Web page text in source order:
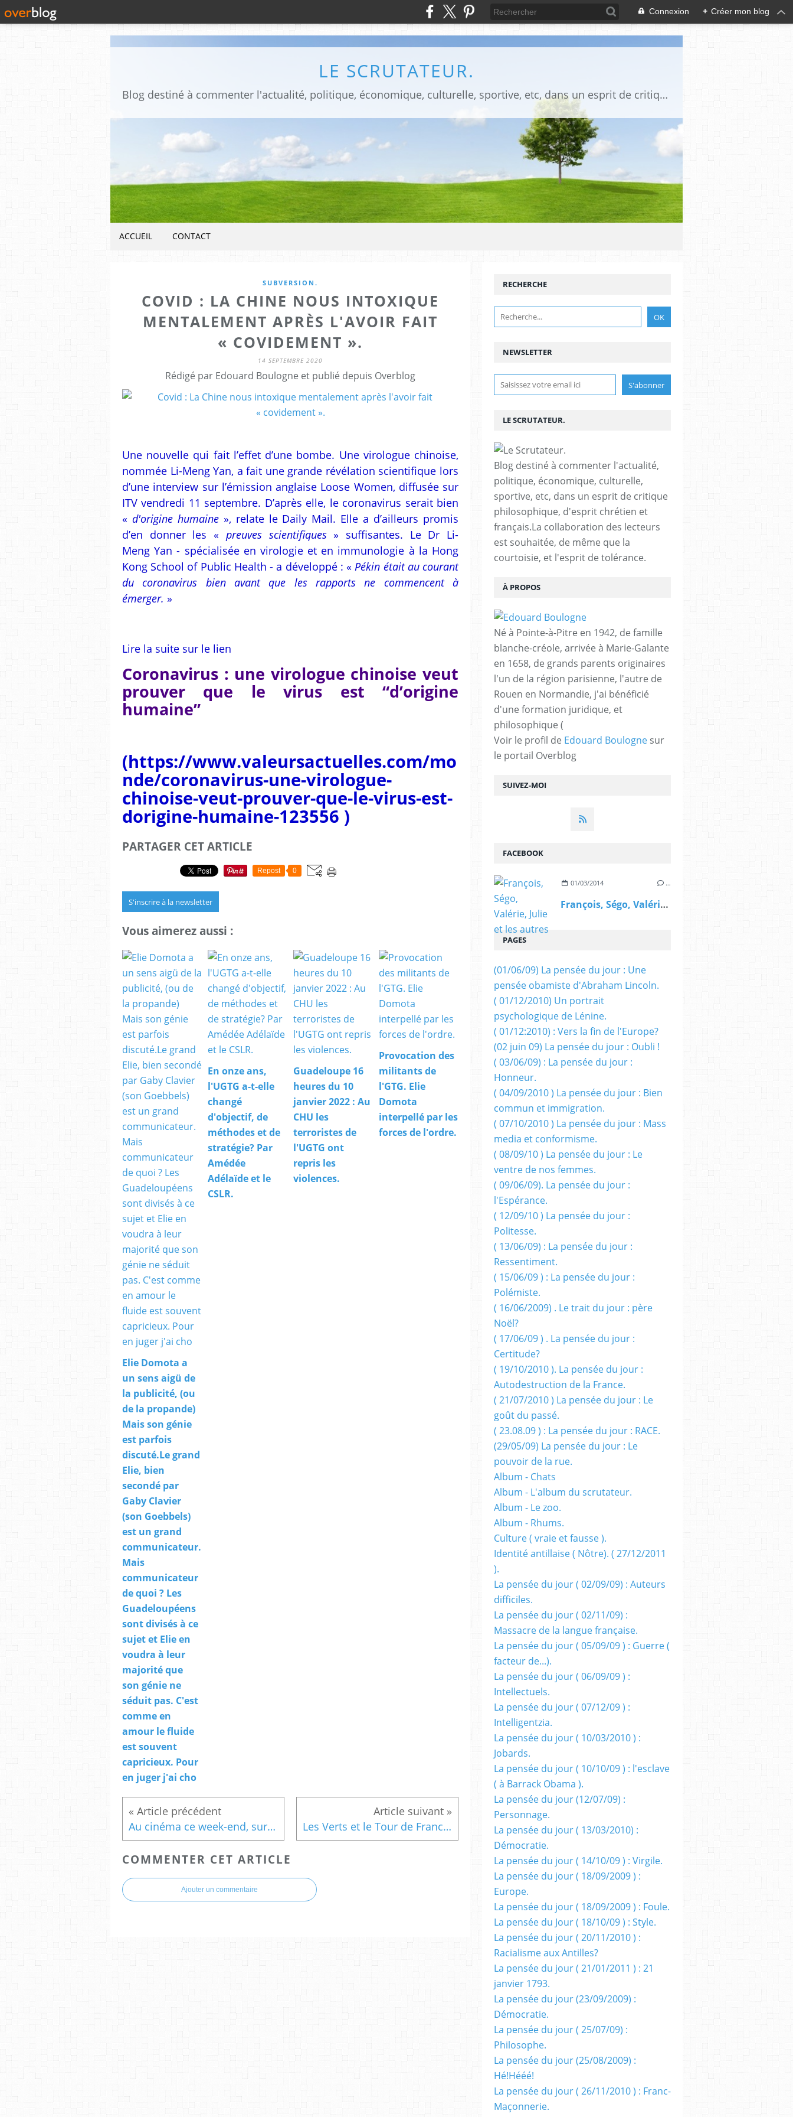
Connexion + Créer mon blog
LE SCRUTATEUR.
Blog destiné à commenter l'actualité, politique, économique, culturelle, sportive, etc, dans un esprit de critique philosophique, d'esprit chrétien et français.La collaboration des lecteurs est souhaitée, de même que la courtoisie, et l'esprit de tolérance.
ACCUEIL CONTACT
SUBVERSION.
COVID : LA CHINE NOUS INTOXIQUE
MENTALEMENT APRÈS L'AVOIR FAIT
« COVIDEMENT ».
14 SEPTEMBRE 2020
Rédigé par Edouard Boulogne et publié depuis Overblog
Une nouvelle qui fait l’effet d’une bombe. Une virologue chinoise,
nommée Li-Meng Yan, a fait une grande révélation scientifique lors
d’une interview sur l’émission anglaise Loose Women, diffusée sur
ITV vendredi 11 septembre. D’après elle, le coronavirus serait bien
« d'origine humaine», relate le Daily Mail. Elle a d’ailleurs promis
d’en donner les « preuves scientifiques » suffisantes. Le Dr Li-
Meng Yan - spécialisée en virologie et en immunologie à la Hong
Kong School of Public Health - a développé : « Pékin était au courant
du coronavirus bien avant que les rapports ne commencent à
émerger. »
Lire la suite sur le lien
Coronavirus : une virologue chinoise veut
prouver que le virus est “d’origine
humaine”
(https://www.valeursactuelles.com/mo
nde/coronavirus-une-virologue-
chinoise-veut-prouver-que-le-virus-est-
dorigine-humaine-123556 )
PARTAGER CET ARTICLE
Repost 0
S'inscrire à la newsletter
Vous aimerez aussi :
Elie Domota a
un sens aigü de
la publicité, (ou
de la propande)
Mais son génie
est parfois
discuté.Le grand
Elie, bien
secondé par
Gaby Clavier
(son Goebbels)
est un grand
communicateur.
Mais
communicateur
de quoi ? Les
Guadeloupéens
sont divisés à ce
sujet et Elie en
voudra à leur
majorité que
son génie ne
séduit pas. C'est
comme en
amour le fluide
est souvent
capricieux. Pour
en juger j'ai cho
En onze ans,
l'UGTG a-t-elle
changé
d'objectif, de
méthodes et de
stratégie? Par
Amédée
Adélaïde et le
CSLR.
Guadeloupe 16
heures du 10
janvier 2022 : Au
CHU les
terroristes de
l'UGTG ont
repris les
violences.
Provocation des
militants de
l'GTG. Elie
Domota
interpellé par les
forces de l'ordre.
Au cinéma ce week-end, sur Le Scrutateur, avec le film DIX PETITS NEGRES d'après Agatha Christie. Les Verts et le Tour de France : pourquoi tant de haine ?
COMMENTER CET ARTICLE
Ajouter un commentaire
NEWSLETTER
SUIVEZ-MOI
RECHERCHE
LE SCRUTATEUR.
Blog destiné à commenter l'actualité,
politique, économique, culturelle,
sportive, etc, dans un esprit de critique
philosophique, d'esprit chrétien et
français.La collaboration des lecteurs
est souhaitée, de même que la
courtoisie, et l'esprit de tolérance.
À PROPOS
Né à Pointe-à-Pitre en 1942, de famille
blanche-créole, arrivée à Marie-Galante
en 1658, de grands parents originaires
l'un de la région parisienne, l'autre de
Rouen en Normandie, j'ai bénéficié
d'une formation juridique, et
philosophique (
Voir le profil de Edouard Boulogne sur
le portail Overblog
FACEBOOK
01/03/2014 …
François, Ségo, Valérie, Julie et les autres
PAGES
(01/06/09) La pensée du jour : Une
pensée obamiste d'Abraham Lincoln.
( 01/12/2010) Un portrait
psychologique de Lénine.
( 01/12:2010) : Vers la fin de l'Europe?
(02 juin 09) La pensée du jour : Oubli !
( 03/06/09) : La pensée du jour :
Honneur.
( 04/09/2010 ) La pensée du jour : Bien
commun et immigration.
( 07/10/2010 ) La pensée du jour : Mass
media et conformisme.
( 08/09/10 ) La pensée du jour : Le
ventre de nos femmes.
( 09/06/09). La pensée du jour :
l'Espérance.
( 12/09/10 ) La pensée du jour :
Politesse.
( 13/06/09) : La pensée du jour :
Ressentiment.
( 15/06/09 ) : La pensée du jour :
Polémiste.
( 16/06/2009) . Le trait du jour : père
Noël?
( 17/06/09 ) . La pensée du jour :
Certitude?
( 19/10/2010 ). La pensée du jour :
Autodestruction de la France.
( 21/07/2010 ) La pensée du jour : Le
goût du passé.
( 23.08.09 ) : La pensée du jour : RACE.
(29/05/09) La pensée du jour : Le
pouvoir de la rue.
Album - Chats
Album - L'album du scrutateur.
Album - Le zoo.
Album - Rhums.
Culture ( vraie et fausse ).
Identité antillaise ( Nôtre). ( 27/12/2011
).
La pensée du jour ( 02/09/09) : Auteurs
difficiles.
La pensée du jour ( 02/11/09) :
Massacre de la langue française.
La pensée du jour ( 05/09/09 ) : Guerre (
facteur de...).
La pensée du jour ( 06/09/09 ) :
Intellectuels.
La pensée du jour ( 07/12/09 ) :
Intelligentzia.
La pensée du jour ( 10/03/2010 ) :
Jobards.
La pensée du jour ( 10/10/09 ) : l'esclave
( à Barrack Obama ).
La pensée du jour (12/07/09) :
Personnage.
La pensée du jour ( 13/03/2010) :
Démocratie.
La pensée du jour ( 14/10/09 ) : Virgile.
La pensée du jour ( 18/09/2009 ) :
Europe.
La pensée du jour ( 18/09/2009 ) : Foule.
La pensée du Jour ( 18/10/09 ) : Style.
La pensée du jour ( 20/11/2010 ) :
Racialisme aux Antilles?
La pensée du jour ( 21/01/2011 ) : 21
janvier 1793.
La pensée du jour (23/09/2009) :
Démocratie.
La pensée du jour ( 25/07/09) :
Philosophe.
La pensée du jour (25/08/2009) :
Hé!Hééé!
La pensée du jour ( 26/11/2010 ) : Franc-
Maçonnerie.